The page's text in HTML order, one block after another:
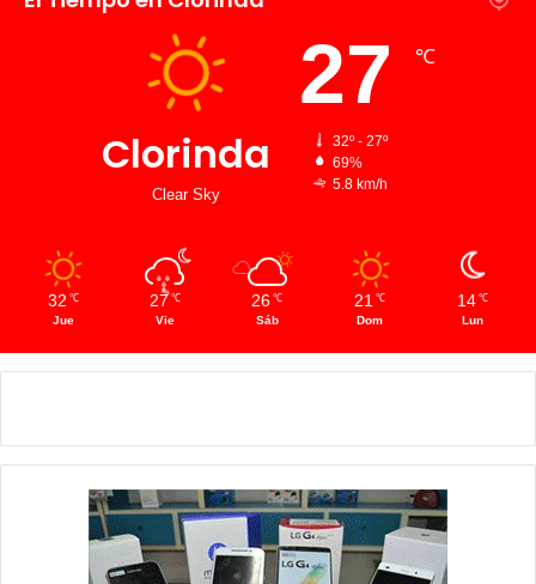
Clorinda
Clear Sky
27 ℃
32º - 27º
69%
5.8 km/h
32 ℃
Jue
27 ℃
Vie
26 ℃
Sáb
21 ℃
Dom
14 ℃
Lun